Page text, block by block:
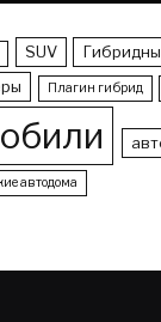
SUV
Плагин гибрид
автодома